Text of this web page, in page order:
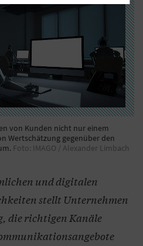
von Kunden nicht nur einem
Wertschätzung gegenüber den
Foto: IMAGO / Alexander Limbach
und digitalen
stellt Unternehmen
die richtigen Kanäle